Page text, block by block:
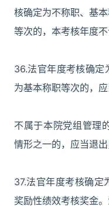
核确定为不称职、基
等次的，本考核年度
36.法官年度考核确定
为基本称职等次的，应
不属于本院党组管理
情形之一的，应当退出
37.法官年度考核确定
奖励性绩效考核奖金